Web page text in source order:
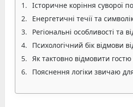
Історичне коріння суворої
Енергетичні течії та символіка
Регіональні особливості та
Психологічний бік відмови
Як тактовно відмовити гостю або
Пояснення логіки звичаю для